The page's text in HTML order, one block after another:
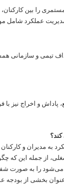
را بین کارکنان،
مدیریت عملکرد شامل
تیمی و سازمانی
و اخراج نیز با
به مدیران و
از جمله این که
را به صورت شفاف
بخشی از